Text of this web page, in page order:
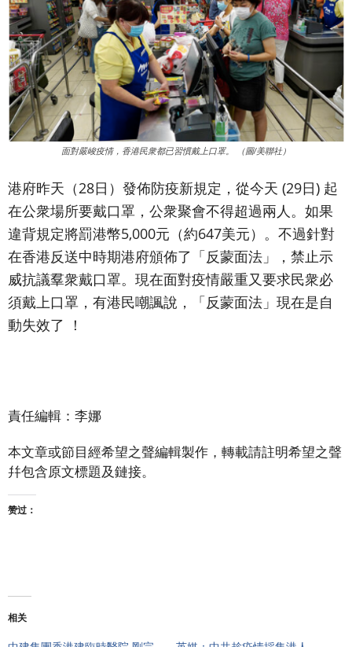
面對嚴峻疫情，香港民衆都已習慣戴上口罩。 （圖/美聯社）
港府昨天（28日）發佈防疫新規定，從今天 (29日) 起
在公衆場所要戴口罩，公衆聚會不得超過兩人。如果
違背規定將罰港幣5,000元（約647美元）。不過針對
在香港反送中時期港府頒佈了「反蒙面法」，禁止示
威抗議羣衆戴口罩。現在面對疫情嚴重又要求民衆必
須戴上口罩，有港民嘲諷說，「反蒙面法」現在是自
動失效了 ！
責任編輯：李娜
本文章或節目經希望之聲編輯製作，轉載請註明希望之聲
幷包含原文標題及鏈接。
赞过：
相关